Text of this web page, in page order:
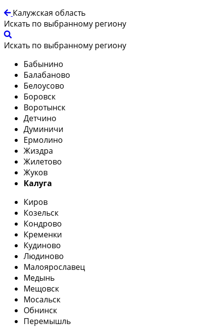
Калужская область
Искать по выбранному региону
Искать по выбранному региону
Бабынино
Балабаново
Белоусово
Боровск
Воротынск
Детчино
Думиничи
Ермолино
Жиздра
Жилетово
Жуков
Калуга
Киров
Козельск
Кондрово
Кременки
Кудиново
Людиново
Малоярославец
Медынь
Мещовск
Мосальск
Обнинск
Перемышль